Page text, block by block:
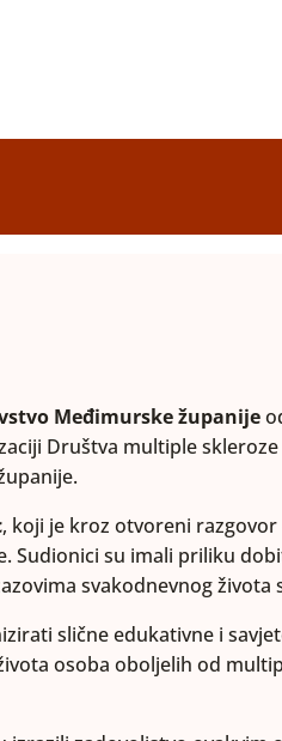
Međimurske županije
Društva multiple
, koji je kroz otvoreni
Sudionici su imali priliku
svakodnevnog života
slične edukativne i
osoba oboljelih od